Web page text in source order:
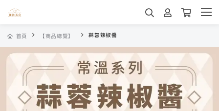
首頁 【商品總覽】 蒜蓉辣椒醬